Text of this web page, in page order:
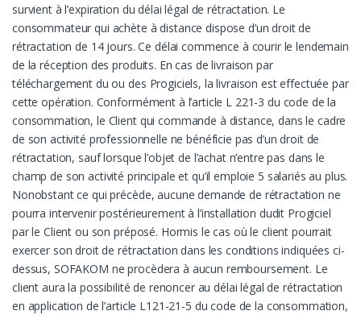
survient à l’expiration du délai légal de rétractation. Le
consommateur qui achète à distance dispose d’un droit de
rétractation de 14 jours. Ce délai commence à courir le lendemain
de la réception des produits. En cas de livraison par
téléchargement du ou des Progiciels, la livraison est effectuée par
cette opération. Conformément à l’article L 221-3 du code de la
consommation, le Client qui commande à distance, dans le cadre
de son activité professionnelle ne bénéficie pas d’un droit de
rétractation, sauf lorsque l’objet de l’achat n’entre pas dans le
champ de son activité principale et qu’il emploie 5 salariés au plus.
Nonobstant ce qui précède, aucune demande de rétractation ne
pourra intervenir postérieurement à l’installation dudit Progiciel
par le Client ou son préposé. Hormis le cas où le client pourrait
exercer son droit de rétractation dans les conditions indiquées ci-
dessus, SOFAKOM ne procèdera à aucun remboursement. Le
client aura la possibilité de renoncer au délai légal de rétractation
en application de l’article L121-21-5 du code de la consommation,